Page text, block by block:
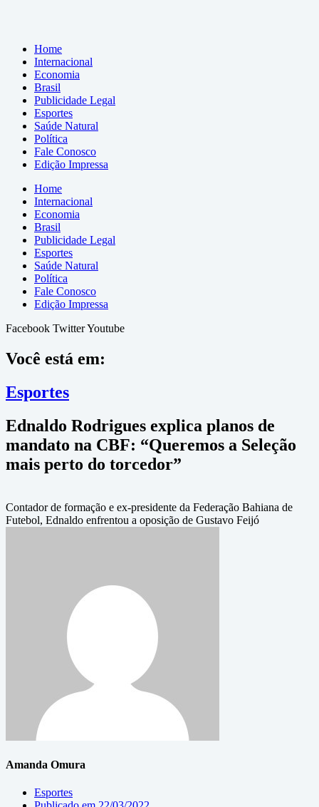
Home
Internacional
Economia
Brasil
Publicidade Legal
Esportes
Saúde Natural
Política
Fale Conosco
Edição Impressa
Home
Internacional
Economia
Brasil
Publicidade Legal
Esportes
Saúde Natural
Política
Fale Conosco
Edição Impressa
Facebook TwitterYoutube
Você está em:
Esportes
Ednaldo Rodrigues explica planos de
mandato na CBF: “Queremos a Seleção
mais perto do torcedor”
Contador de formação e ex-presidente da Federação Bahiana de
Futebol, Ednaldo enfrentou a oposição de Gustavo Feijó
Amanda Omura
Esportes